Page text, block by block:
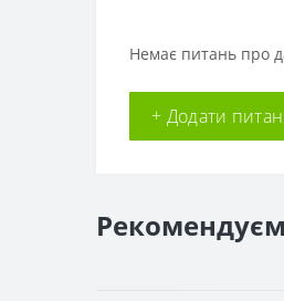
Немає питань про
+ Додати